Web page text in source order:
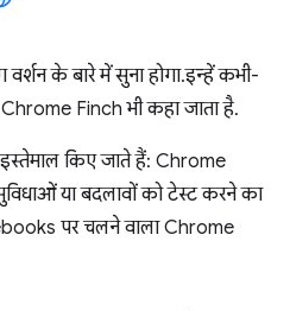
के बारे में सुना होगा. इन्हें कभी-
Finch भी कहा जाता है.
किए जाते हैं: Chrome
या बदलावों को टेस्ट करने का
पर चलने वाला Chrome